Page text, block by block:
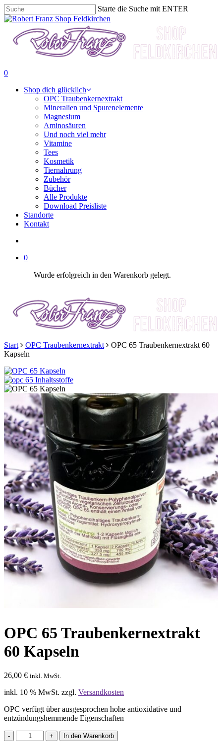
Skip
to
content
Starte die Suche mit ENTER
Suche
SUCHE
0
Shop dich glücklich
OPC Traubenkernextrakt
Mineralien und Spurenelemente
Magnesium
Aminosäuren
Und noch viel mehr
Vitamine
Tees
Kosmetik
Tiernahrung
Zubehör
Bücher
Alle Produkte
Download Preisliste
Standorte
Kontakt
0
Wurde erfolgreich in den Warenkorb gelegt.
Start OPC Traubenkernextrakt
OPC 65 Traubenkernextrakt 60
Kapseln
OPC 65 Traubenkernextrakt
60 Kapseln
26,00 € inkl. MwSt.
inkl. 10 % MwSt. zzgl. Versandkosten
OPC verfügt über ausgesprochen hohe antioxidative und
entzündungshemmende Eigenschaften
OPC
65
In den Warenkorb